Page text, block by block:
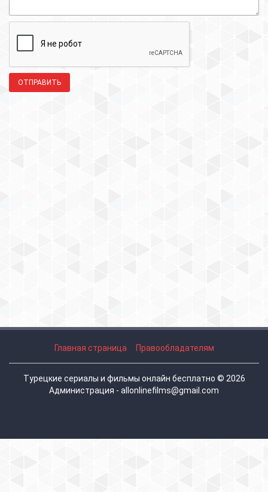
ОТПРАВИТЬ
Главная страница Правообладателям
Турецкие сериалы и фильмы онлайн бесплатно © 2026
Администрация - allonlinefilms@gmail.com